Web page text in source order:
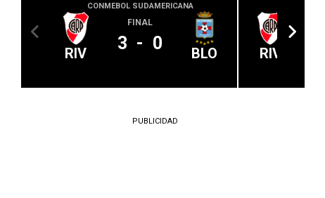
CONMEBOL SUDAMERICANA
RIV
FINAL
3 - 0 BLO RIV
PUBLICIDAD